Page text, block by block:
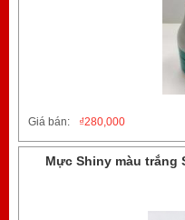
Giá bán: 280,000
₫
Mực Shiny màu trắng